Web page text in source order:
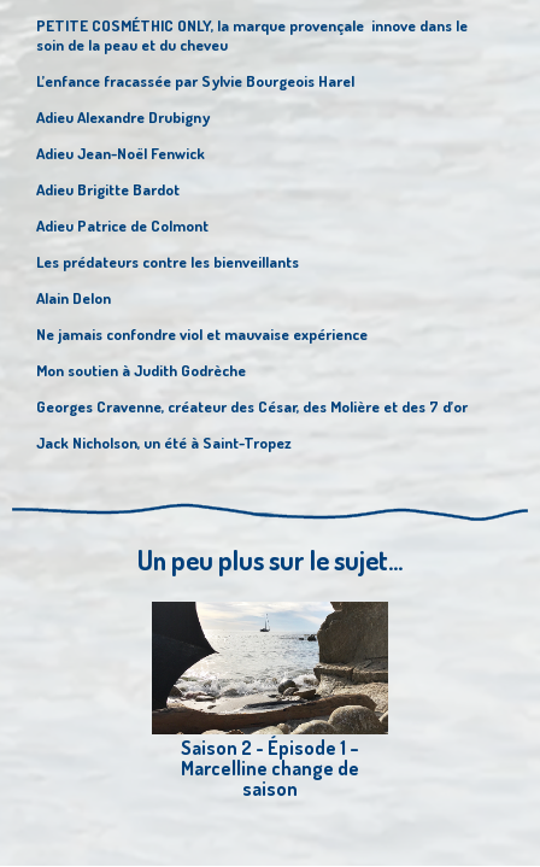
PETITE COSMÉTHIC ONLY, la marque provençale innove dans le
soin de la peau et du cheveu
L’enfance fracassée par Sylvie Bourgeois Harel
Adieu Alexandre Drubigny
Adieu Jean-Noël Fenwick
Adieu Brigitte Bardot
Adieu Patrice de Colmont
Les prédateurs contre les bienveillants
Alain Delon
Ne jamais confondre viol et mauvaise expérience
Mon soutien à Judith Godrèche
Georges Cravenne, créateur des César, des Molière et des 7 d’or
Jack Nicholson, un été à Saint-Tropez
Un peu plus sur le sujet...
Saison 2 - Épisode 1 –
Marcelline change de
saison